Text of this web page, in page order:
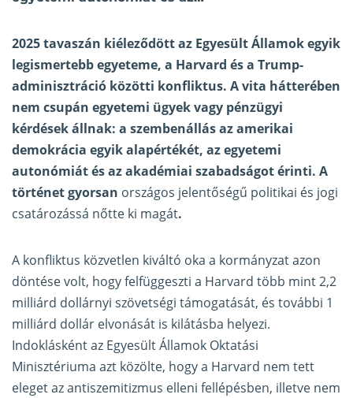
2025 tavaszán kiéleződött az Egyesült Államok egyik
legismertebb egyeteme, a Harvard és a Trump-
adminisztráció közötti konfliktus. A vita hátterében
nem csupán egyetemi ügyek vagy pénzügyi
kérdések állnak: a szembenállás az amerikai
demokrácia egyik alapértékét, az egyetemi
autonómiát és az akadémiai szabadságot érinti. A
történet gyorsan országos jelentőségű politikai és jogi
csatározássá nőtte ki magát.
A konfliktus közvetlen kiváltó oka a kormányzat azon
döntése volt, hogy felfüggeszti a Harvard több mint 2,2
milliárd dollárnyi szövetségi támogatását, és további 1
milliárd dollár elvonását is kilátásba helyezi.
Indoklásként az Egyesült Államok Oktatási
Minisztériuma azt közölte, hogy a Harvard nem tett
eleget az antiszemitizmus elleni fellépésben, illetve nem